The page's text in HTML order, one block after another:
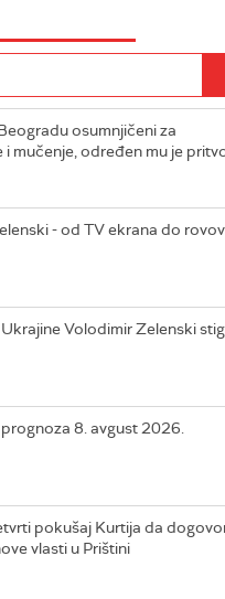
osumnjičeni za
i mučenje, određen mu je
- od TV ekrana do
Volodimir Zelenski
8. avgust 2026.
pokušaj Kurtija da
vlasti u Prištini